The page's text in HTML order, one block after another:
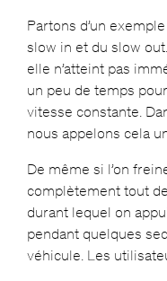
Partons d’un
slow in et du slow
elle n’atteint pas
un peu de temps
vitesse constante.
nous appelons cela
De même si l’on
complètement tout
durant lequel on
pendant quelques
véhicule. Les